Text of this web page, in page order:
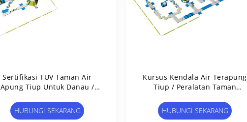
Sertifikasi TUV Taman Air
Apung Tiup Untuk Danau /
HUBUNGI SEKARANG
Kursus Kendala Air Terapung
Tiup / Peralatan Taman
HUBUNGI SEKARANG